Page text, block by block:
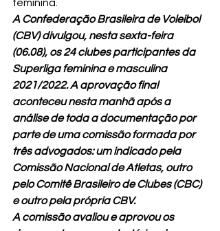
feminina.
A Confederação Brasileira de Voleibol
(CBV) divulgou, nesta sexta-feira
(06.08), os 24 clubes participantes da
Superliga feminina e masculina
2021/2022. A aprovação final
aconteceu nesta manhã após a
análise de toda a documentação por
parte de uma comissão formada por
três advogados: um indicado pela
Comissão Nacional de Atletas, outro
pelo Comitê Brasileiro de Clubes (CBC)
e outro pela própria CBV.
A comissão avaliou e aprovou os